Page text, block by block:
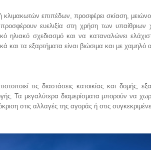
επιπέδων, προσφέρει σκίαση,
ευελιξία στη χρήση των
ηλιακό σχεδιασμό και να καταναλώνει
και τα εξαρτήματα είναι βιώσιμα και με
τις διαστάσεις κατοικίας και δομής,
Τα μεγαλύτερα διαμερίσματα μπορούν να
στις αλλαγές της αγοράς ή στις